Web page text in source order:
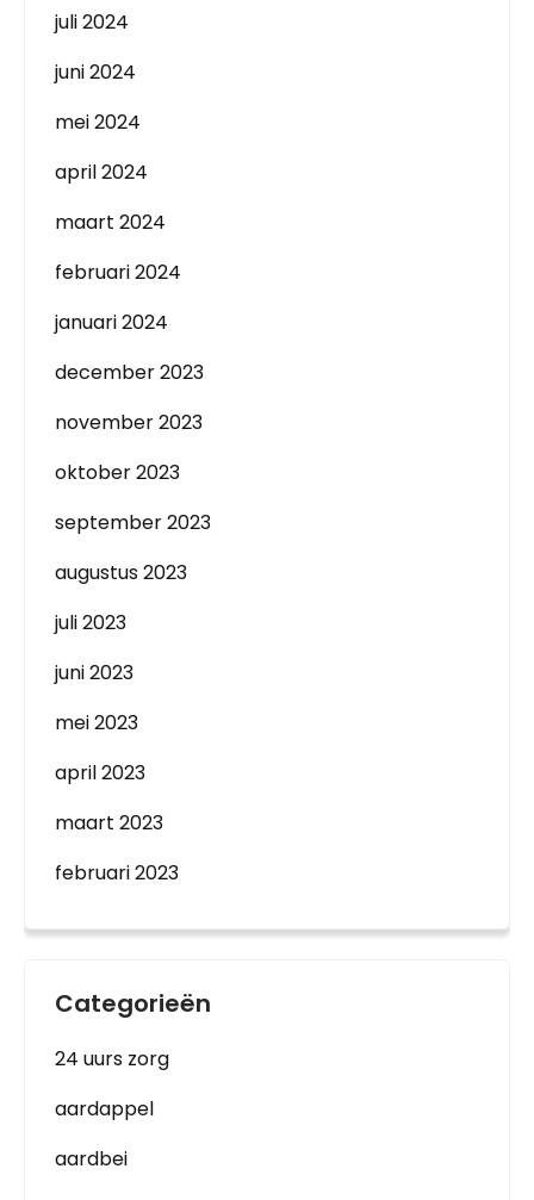
juli 2024
juni 2024
mei 2024
april 2024
maart 2024
februari 2024
januari 2024
december 2023
november 2023
oktober 2023
september 2023
augustus 2023
juli 2023
juni 2023
mei 2023
april 2023
maart 2023
februari 2023
Categorieën
24 uurs zorg
aardappel
aardbei